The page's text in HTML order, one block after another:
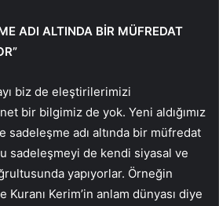
ADI ALTINDA BİR MÜFREDAT
biz de eleştirilerimizi
bir bilgimiz de yok. Yeni aldığımız
adı altında bir müfredat
sadeleşmeyi de kendi siyasal ve
yapıyorlar. Örneğin
Kuranı Kerim’in anlam dünyası diye